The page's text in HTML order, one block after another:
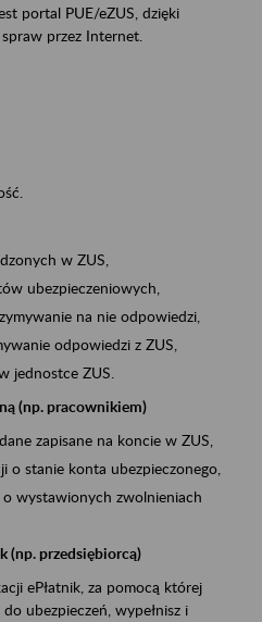
portal PUE/eZUS, dzięki
przez Internet.
w ZUS,
ubezpieczeniowych,
na nie odpowiedzi,
odpowiedzi z ZUS,
jednostce ZUS.
(np. pracownikiem)
zapisane na koncie w ZUS,
o stanie konta ubezpieczonego,
wystawionych zwolnieniach
(np. przedsiębiorcą)
ePłatnik, za pomocą której
ubezpieczeń, wypełnisz i